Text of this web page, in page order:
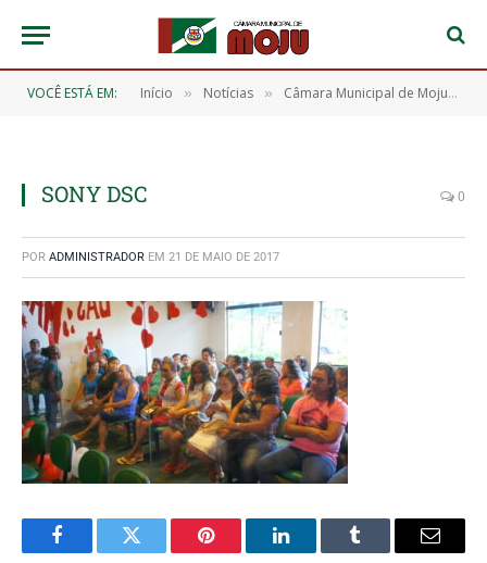
VOCÊ ESTÁ EM: Início » Notícias » ​Câmara Municipal de Moju realiza Sessão Especial para homenagear as Mães Mojuenses
SONY DSC 0
POR ADMINISTRADOR EM 21 DE MAIO DE 2017
FacebookTwitter Pinterest O
Tumblr
E-